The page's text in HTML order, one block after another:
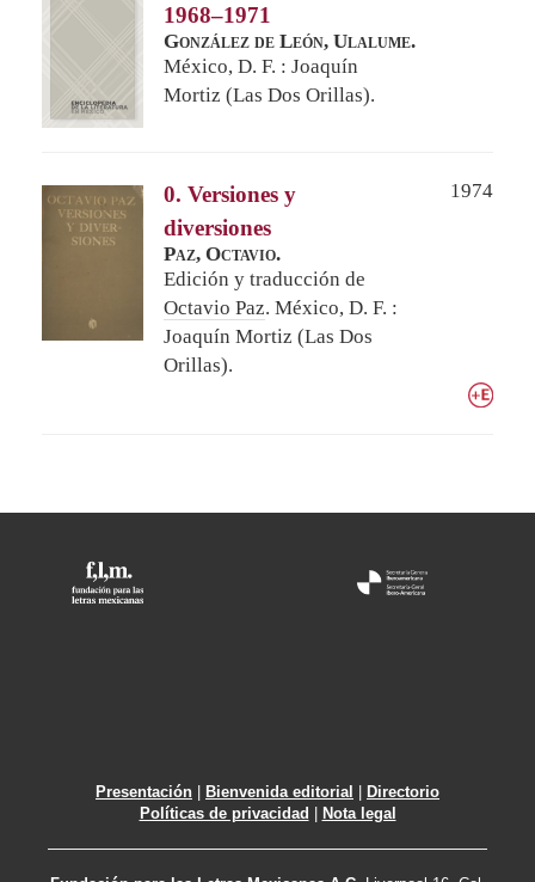
1968–1971
González de León, Ulalume.
México, D. F. : Joaquín
Mortiz (Las Dos Orillas).
0. Versiones y
diversiones
1974
Paz, Octavio.
Edición y traducción de
Octavio Paz. México, D. F. :
Joaquín Mortiz (Las Dos
Orillas).
Presentación Bienvenida editorial
Directorio
Políticas de privacidad
Nota legal